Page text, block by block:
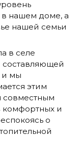
в нашем доме, а
нашей семьи
в селе
составляющей
и мы
этим
совместным
и
о